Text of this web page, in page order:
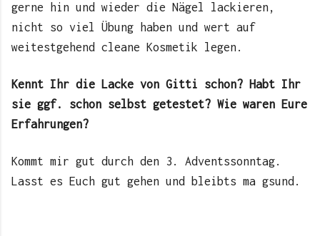
gerne hin und wieder die Nägel lackieren,
nicht so viel Übung haben und wert auf
weitestgehend cleane Kosmetik legen.
Kennt Ihr die Lacke von Gitti schon? Habt Ihr
sie ggf. schon selbst getestet? Wie waren Eure
Erfahrungen?
Kommt mir gut durch den 3. Adventssonntag.
Lasst es Euch gut gehen und bleibts ma gsund.